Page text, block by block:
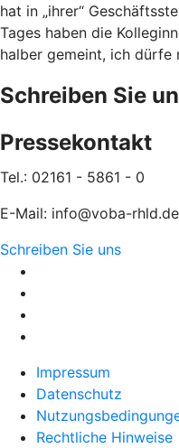
hat in „ihrer“
Tages haben die
halber gemeint, ich dürfe
Schreiben Sie
Pressekontakt
Tel.: 02161 - 5861 - 0
E-Mail: info@voba-rhld.de
Schreiben Sie uns
Impressum
Datenschutz
Rechtliche Hinweise